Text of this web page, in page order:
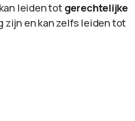
leiden tot gerechtelijke
zijn en kan zelfs leiden tot